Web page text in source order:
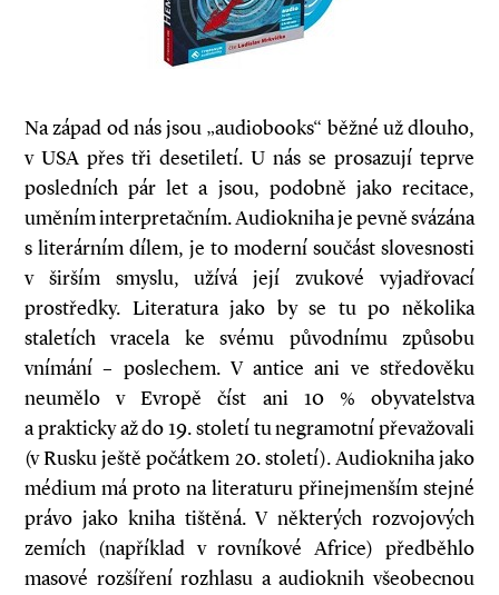
Na západ od nás jsou „audiobooks“ běžné už dlouho,
v USA přes tři desetiletí. U nás se prosazují teprve
posledních pár let a jsou, podobně jako recitace,
uměním interpretačním. Audiokniha je pevně svázána
s literárním dílem, je to moderní součást slovesnosti
v širším smyslu, užívá její zvukové vyjadřovací
prostředky. Literatura jako by se tu po několika
staletích vracela ke svému původnímu způsobu
vnímání – poslechem. V antice ani ve středověku
neumělo v Evropě číst ani 10 % obyvatelstva
a prakticky až do 19. století tu negramotní převažovali
(v Rusku ještě počátkem 20. století). Audiokniha jako
mé­dium má proto na literaturu přinejmenším stejné
právo jako kniha tištěná. V některých rozvojových
zemích (například v rovníkové Africe) předběhlo
masové rozšíření rozhlasu a audioknih všeobecnou